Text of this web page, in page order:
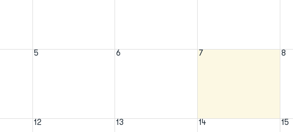
5 6 7 8
12 13 14 15